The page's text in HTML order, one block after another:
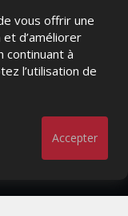
D'EUROS
AVEC HUIT
vous offrir une
d’améliorer
continuant à
l’utilisation de
Accepter